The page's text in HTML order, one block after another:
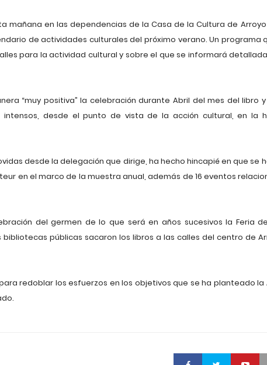
mañana en las dependencias de la Casa de la Cultura de
de actividades culturales del próximo verano. Un programa
para la actividad cultural y sobre el que se informará
“muy positiva” la celebración durante Abril del mes del libro
intensos, desde el punto de vista de la acción cultural, en la
desde la delegación que dirige, ha hecho hincapié en que se
en el marco de la muestra anual, además de 16 eventos
del germen de lo que será en años sucesivos la Feria
públicas sacaron los libros a las calles del centro de
redoblar los esfuerzos en los objetivos que se ha planteado la